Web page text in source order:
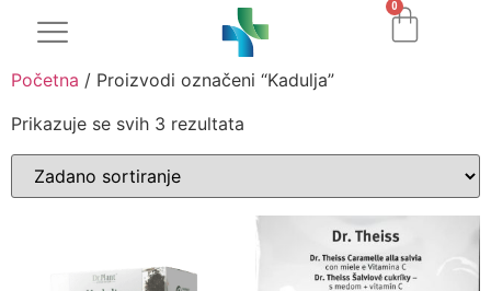
0
Početna / Proizvodi označeni “Kadulja”
Prikazuje se svih 3 rezultata